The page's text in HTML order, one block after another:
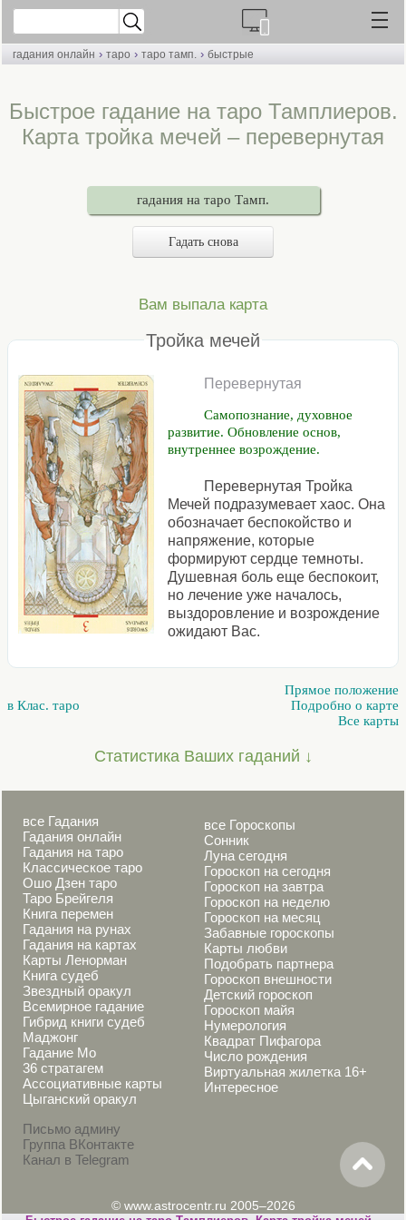
гадания онлайн › таро › таро тамп. › быстрые
Быстрое гадание на таро Тамплиеров.
Карта тройка мечей – перевернутая
гадания на таро Тамп.
Гадать снова
Вам выпала карта
Тройка мечей
Перевернутая
Самопознание, духовное
развитие. Обновление основ,
внутреннее возрождение.
Перевернутая Тройка
Мечей подразумевает хаос. Она
обозначает беспокойство и
напряжение, которые
формируют сердце темноты.
Душевная боль еще беспокоит,
но лечение уже началось,
выздоровление и возрождение
ожидают Вас.
в Клас. таро
Прямое положение
Подробно о карте
Все карты
Статистика Ваших гаданий ↓
все Гадания
Гадания онлайн
Гадания на таро
Классическое таро
Ошо Дзен таро
Таро Брейгеля
Книга перемен
Гадания на рунах
Гадания на картах
Карты Ленорман
Книга судеб
Звездный оракул
Всемирное гадание
Гибрид книги судеб
Маджонг
Гадание Мо
36 стратагем
Ассоциативные карты
Цыганский оракул
Письмо админу
Группа ВКонтакте
Канал в Telegram
все Гороскопы
Сонник
Луна сегодня
Гороскоп на сегодня
Гороскоп на завтра
Гороскоп на неделю
Гороскоп на месяц
Забавные гороскопы
Карты любви
Подобрать партнера
Гороскоп внешности
Детский гороскоп
Гороскоп майя
Нумерология
Квадрат Пифагора
Число рождения
Виртуальная жилетка 16+
Интересное
© www.astrocentr.ru 2005–2026